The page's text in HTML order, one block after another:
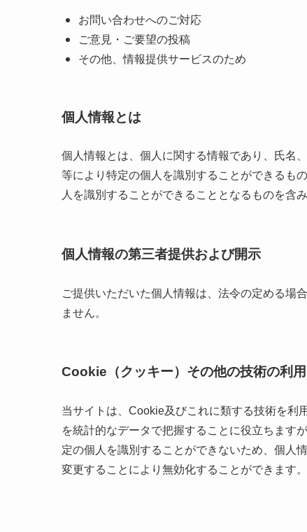
お問い合わせへのご対応
ご意見・ご要望の投稿
その他、情報提供サービスのため
個人情報とは
個人情報とは、個人に関する情報であり、氏名
等により特定の個人を識別することができるも
人を識別することができることとなるものを含
個人情報の第三者提供および開示
ご提供いただいた個人情報は、法令の定める場
ません。
Cookie（クッキー）その他の技術の利用
当サイトは、Cookie及びこれに類する技術を利
を統計的なデータで把握することに役立ちます
定の個人を識別することができないため、個人
変更することにより無効化することができます。